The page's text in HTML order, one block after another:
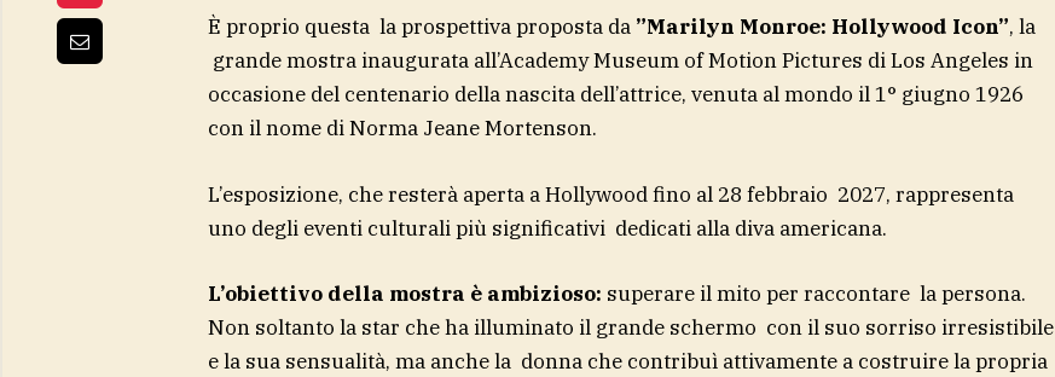
È proprio questa la prospettiva proposta da ”Marilyn Monroe: Hollywood Icon”, la
grande mostra inaugurata all’Academy Museum of Motion Pictures di Los Angeles in
occasione del centenario della nascita dell’attrice, venuta al mondo il 1° giugno 1926
con il nome di Norma Jeane Mortenson.
L’esposizione, che resterà aperta a Hollywood fino al 28 febbraio 2027, rappresenta
uno degli eventi culturali più significativi dedicati alla diva americana.
L’obiettivo della mostra è ambizioso: superare il mito per raccontare la persona.
Non soltanto la star che ha illuminato il grande schermo con il suo sorriso irresistibile
e la sua sensualità, ma anche la donna che contribuì attivamente a costruire la propria